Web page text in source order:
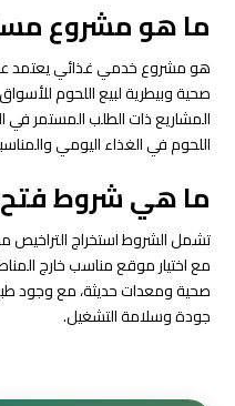
ما هو مشروع
هو مشروع خدمي غذائي يعتمد
صحية وبيطرية لبيع اللحوم
المشاريع ذات الطلب المستمر في
اللحوم في الغذاء اليومي
ما هي شروط فتح
تشمل الشروط استخراج التراخيص من
مع اختيار موقع مناسب خارج
صحية ومعدات حديثة، مع وجود
جودة وسلامة التشغيل.